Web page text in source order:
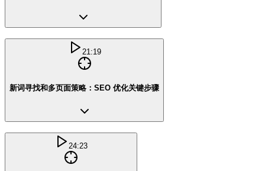
21:19
新词寻找和多页面策略：SEO 优化关键步骤
24:23